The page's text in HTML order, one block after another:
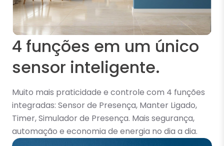
4 funções em um único
sensor inteligente.
Muito mais praticidade e controle com 4 funções
integradas: Sensor de Presença, Manter Ligado,
Timer, Simulador de Presença. Mais segurança,
automação e economia de energia no dia a dia.